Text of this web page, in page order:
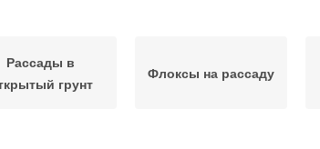
Рассады в
грунт
Флоксы на рассаду